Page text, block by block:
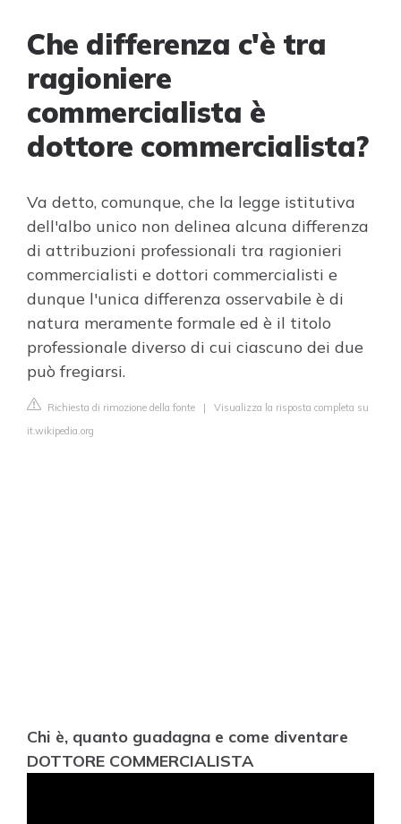
Che differenza c'è tra
ragioniere
commercialista è
dottore commercialista?
Va detto, comunque, che la legge istitutiva
dell'albo unico non delinea alcuna differenza
di attribuzioni professionali tra ragionieri
commercialisti e dottori commercialisti e
dunque l'unica differenza osservabile è di
natura meramente formale ed è il titolo
professionale diverso di cui ciascuno dei due
può fregiarsi.
Richiesta di rimozione della fonte | Visualizza la risposta completa su
it.wikipedia.org
Chi è, quanto guadagna e come diventare
DOTTORE COMMERCIALISTA